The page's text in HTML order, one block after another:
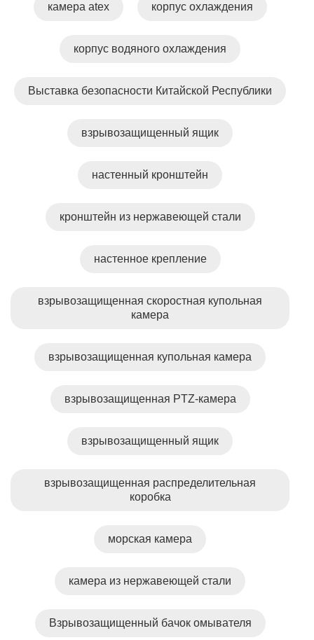
камера atex корпус охлаждения
корпус водяного охлаждения
Выставка безопасности Китайской Республики
взрывозащищенный ящик
настенный кронштейн
кронштейн из нержавеющей стали
настенное крепление
взрывозащищенная скоростная купольная
камера
взрывозащищенная купольная камера
взрывозащищенная PTZ-камера
взрывозащищенный ящик
взрывозащищенная распределительная
коробка
морская камера
камера из нержавеющей стали
Взрывозащищенный бачок омывателя